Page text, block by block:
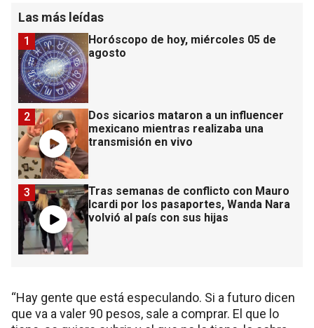
Las más leídas
Horóscopo de hoy, miércoles 05 de
agosto
1
Dos sicarios mataron a un influencer
mexicano mientras realizaba una
transmisión en vivo
2
Tras semanas de conflicto con Mauro
Icardi por los pasaportes, Wanda Nara
volvió al país con sus hijas
3
“Hay gente que está especulando. Si a futuro dicen
que va a valer 90 pesos, sale a comprar. El que lo